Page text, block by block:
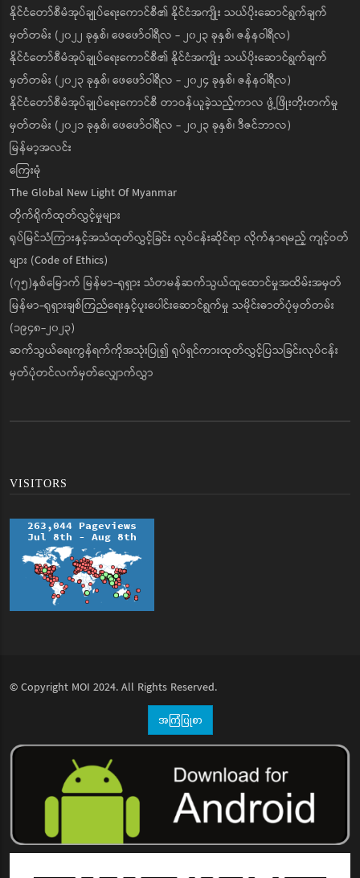
နိုင်ငံတော်စီမံအုပ်ချုပ်ရေးကောင်စီ၏ နိုင်ငံအကျိုး သယ်ပိုးဆောင်ရွက်ချက်
မှတ်တမ်း (၂၀၂၂ ခုနှစ်၊ ဖေဖော်ဝါရီလ - ၂၀၂၃ ခုနှစ်၊ ဇန်နဝါရီလ)
နိုင်ငံတော်စီမံအုပ်ချုပ်ရေးကောင်စီ၏ နိုင်ငံအကျိုး သယ်ပိုးဆောင်ရွက်ချက်
မှတ်တမ်း (၂၀၂၃ ခုနှစ်၊ ဖေဖော်ဝါရီလ - ၂၀၂၄ ခုနှစ်၊ ဇန်နဝါရီလ)
နိုင်ငံတော်စီမံအုပ်ချုပ်ရေးကောင်စီ တာဝန်ယူခဲ့သည့်ကာလ ဖွံ့ဖြိုးတိုးတက်မှု
မှတ်တမ်း (၂၀၂၁ ခုနှစ်၊ ဖေဖော်ဝါရီလ - ၂၀၂၃ ခုနှစ်၊ ဒီဇင်ဘာလ)
မြန်မာ့အလင်း
ကြေးမုံ
The Global New Light Of Myanmar
တိုက်ရိုက်ထုတ်လွှင့်မှုများ
ရုပ်မြင်သံကြားနှင့်အသံထုတ်လွှင့်ခြင်း လုပ်ငန်းဆိုင်ရာ လိုက်နာရမည့် ကျင့်ဝတ်
များ (Code of Ethics)
(၇၅)နှစ်မြောက် မြန်မာ-ရုရှား သံတမန်ဆက်သွယ်ထူထောင်မှုအထိမ်းအမှတ်
မြန်မာ-ရုရှားချစ်ကြည်ရေးနှင့်ပူးပေါင်းဆောင်ရွက်မှု သမိုင်းဓာတ်ပုံမှတ်တမ်း
(၁၉၄၈-၂၀၂၃)
ဆက်သွယ်ရေးကွန်ရက်ကိုအသုံးပြု၍ ရုပ်ရှင်ကားထုတ်လွှင့်ပြသခြင်းလုပ်ငန်း
မှတ်ပုံတင်လက်မှတ်လျှောက်လွှာ
VISITORS
© Copyright MOI 2024. All Rights Reserved.
အကြံပြုစာ